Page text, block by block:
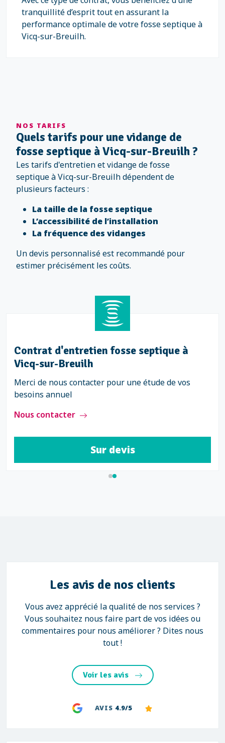
tranquillité d’esprit tout en assurant la
performance optimale de votre fosse septique à
Vicq-sur-Breuilh.
NOS TARIFS
Quels tarifs pour une vidange de
fosse septique à Vicq-sur-Breuilh ?
Les tarifs d'entretien et vidange de fosse
septique à Vicq-sur-Breuilh dépendent de
plusieurs facteurs :
La taille de la fosse septique
L’accessibilité de l’installation
La fréquence des vidanges
Un devis personnalisé est recommandé pour
estimer précisément les coûts.
Contrat d'entretien fosse septique à
Vicq-sur-Breuilh
Merci de nous contacter pour une étude de vos
besoins annuel
Nous contacter
Sur devis
Les avis de nos clients
Vous avez apprécié la qualité de nos services ?
Vous souhaitez nous faire part de vos idées ou
commentaires pour nous améliorer ? Dites nous
tout !
Voir les avis
AVIS 4.9/5